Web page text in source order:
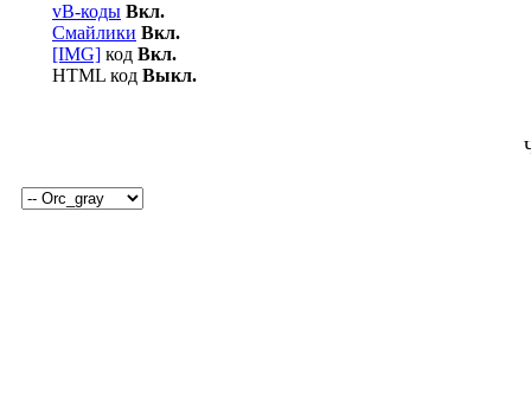
vB-коды Вкл.
Смайлики Вкл.
[IMG] код Вкл.
HTML код Выкл.